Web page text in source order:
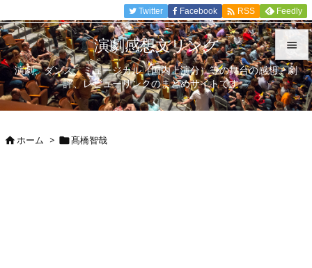


メニュ

Twitter Facebook  RSS Feedly
演劇感想文リンク
演劇、ダンス、ミュージカル（国内上演分）等の舞台の感想、劇
評、レビューリンクのまとめサイトです。
ホーム > 髙橋智哉